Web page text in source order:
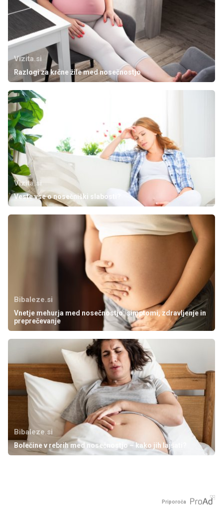
Vizita.si
Razlogi za krčne žile med nosečnostjo
Vizita.si
Veste vse o nosečniški slabosti?
Bibaleze.si
Vnetje mehurja med nosečnostjo: simptomi, zdravljenje in
preprečevanje
Bibaleze.si
Bolečine v rebrih med nosečnostjo – kako jih lajšati?
Priporoča